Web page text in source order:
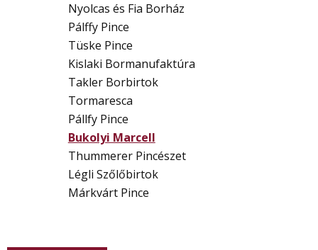
Nyolcas és Fia Borház
Pálffy Pince
Tüske Pince
Kislaki Bormanufaktúra
Takler Borbirtok
Tormaresca
Pállfy Pince
Bukolyi Marcell
Thummerer Pincészet
Légli Szőlőbirtok
Márkvárt Pince